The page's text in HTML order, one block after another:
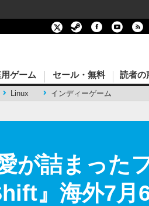
Linux インディーゲーム
ゲーム セール・無料 読者の
が詰まった
』海外7月